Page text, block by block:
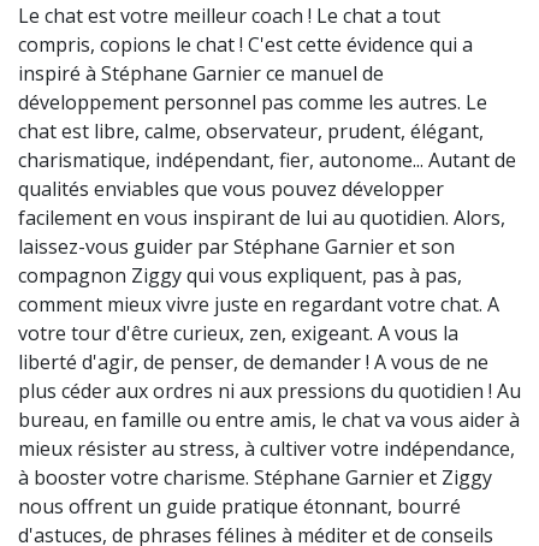
Le chat est votre meilleur coach ! Le chat a tout
compris, copions le chat ! C'est cette évidence qui a
inspiré à Stéphane Garnier ce manuel de
développement personnel pas comme les autres. Le
chat est libre, calme, observateur, prudent, élégant,
charismatique, indépendant, fier, autonome... Autant de
qualités enviables que vous pouvez développer
facilement en vous inspirant de lui au quotidien. Alors,
laissez-vous guider par Stéphane Garnier et son
compagnon Ziggy qui vous expliquent, pas à pas,
comment mieux vivre juste en regardant votre chat. A
votre tour d'être curieux, zen, exigeant. A vous la
liberté d'agir, de penser, de demander ! A vous de ne
plus céder aux ordres ni aux pressions du quotidien ! Au
bureau, en famille ou entre amis, le chat va vous aider à
mieux résister au stress, à cultiver votre indépendance,
à booster votre charisme. Stéphane Garnier et Ziggy
nous offrent un guide pratique étonnant, bourré
d'astuces, de phrases félines à méditer et de conseils